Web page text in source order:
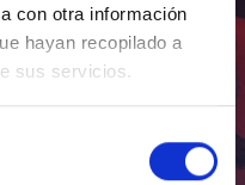
con otra información
hayan recopilado a
sus servicios.